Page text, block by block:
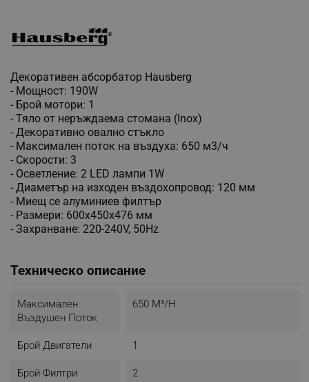
Декоративен абсорбатор Hausberg
- Мощност: 190W
- Брой мотори: 1
- Тяло от неръждаема стомана (Inox)
- Декоративно овално стъкло
- Максимален поток на въздуха: 650 м3/ч
- Скорости: 3
- Осветление: 2 LED лампи 1W
- Диаметър на изходен въздохопровод: 120 мм
- Миещ се алуминиев филтър
- Размери: 600x450х476 мм
- Захранване: 220-240V, 50Hz
Техническо описание
Mаксимален
Въздушен Поток
650 М³/н
Брой Двигатели 1
Брой Филтри 2